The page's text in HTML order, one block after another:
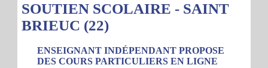
SOUTIEN SCOLAIRE - SAINT
BRIEUC (22)
ENSEIGNANT INDÉPENDANT PROPOSE
DES COURS PARTICULIERS EN LIGNE